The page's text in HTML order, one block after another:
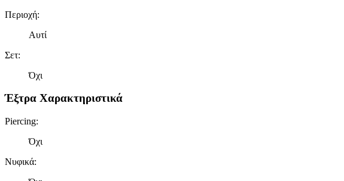
Περιοχή:
Αυτί
Σετ:
Όχι
Έξτρα Χαρακτηριστικά
Piercing:
Όχι
Νυφικά: